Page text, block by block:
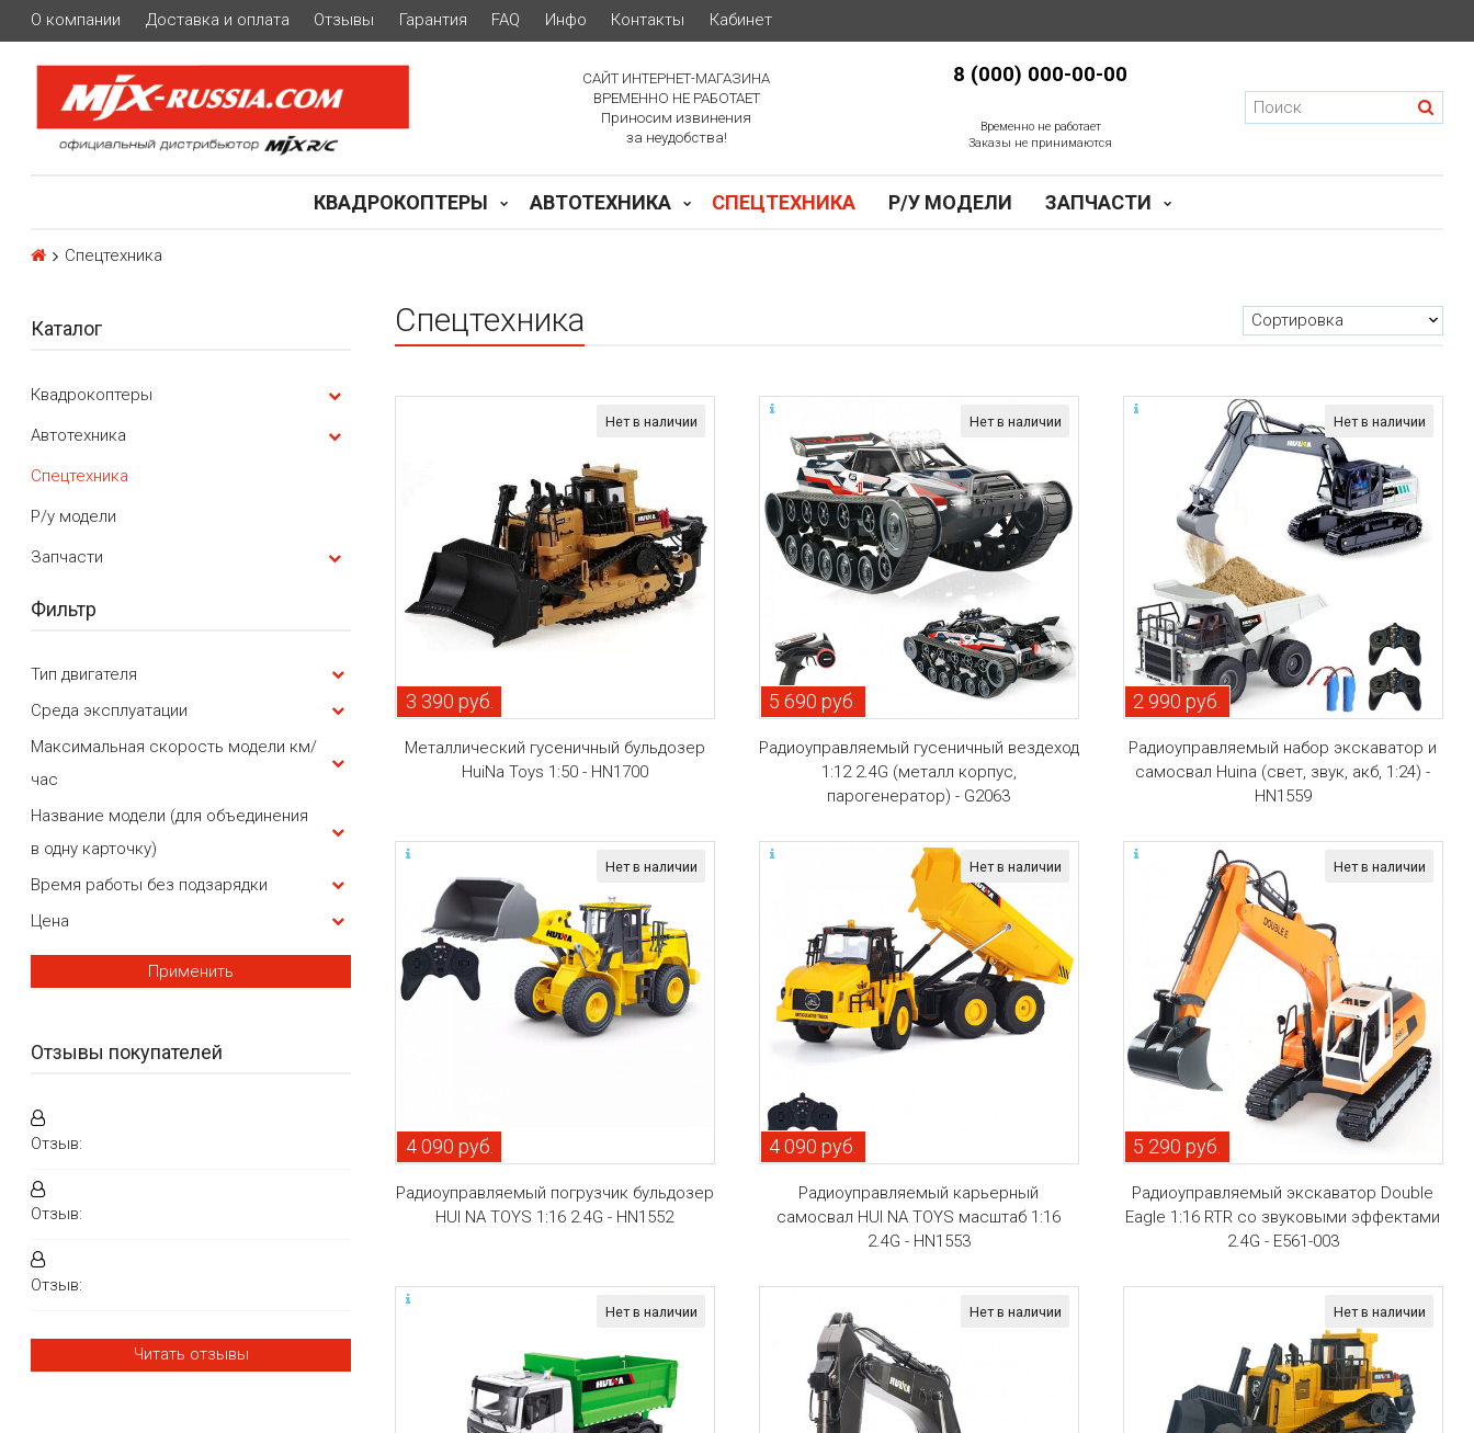
О компании Доставка и оплата Отзывы Гарантия FAQ Инфо Контакты Кабинет
САЙТ ИНТЕРНЕТ-МАГАЗИНА
ВРЕМЕННО НЕ РАБОТАЕТ
Приносим извинения
за неудобства!
8 (000) 000-00-00
Временно не работает
Заказы не принимаются
КВАДРОКОПТЕРЫ АВТОТЕХНИКА СПЕЦТЕХНИКА Р/У МОДЕЛИ ЗАПЧАСТИ
Спецтехника
Каталог
Квадрокоптеры
Автотехника
Спецтехника
Р/у модели
Запчасти
Фильтр
Тип двигателя
Среда эксплуатации
Максимальная скорость модели км/
час
Название модели (для объединения
в одну карточку)
Время работы без подзарядки
Цена
Применить
Отзывы покупателей
Отзыв:
Отзыв:
Отзыв:
Читать отзывы
Спецтехника
Нет в наличии
3 390 руб.
Металлический гусеничный бульдозер
HuiNa Toys 1:50 - HN1700
Нет в наличии
5 690 руб.
Радиоуправляемый гусеничный вездеход
1:12 2.4G (металл корпус,
парогенератор) - G2063
Нет в наличии
2 990 руб.
Радиоуправляемый набор экскаватор и
самосвал Huina (свет, звук, акб, 1:24) -
HN1559
Нет в наличии
4 090 руб.
Радиоуправляемый погрузчик бульдозер
HUI NA TOYS 1:16 2.4G - HN1552
Нет в наличии
4 090 руб.
Радиоуправляемый карьерный
самосвал HUI NA TOYS масштаб 1:16
2.4G - HN1553
Нет в наличии
5 290 руб.
Радиоуправляемый экскаватор Double
Eagle 1:16 RTR со звуковыми эффектами
2.4G - E561-003
Нет в наличии Нет в наличии Нет в наличии